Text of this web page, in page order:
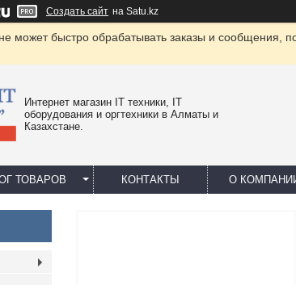
Создать сайт на Satu.kz
может быстро обрабатывать заказы и сообщения,
Интернет магазин IT техники, IT
оборудования и оргтехники в Алматы и
Казахстане.
ТОВАРОВ КОНТАКТЫ О